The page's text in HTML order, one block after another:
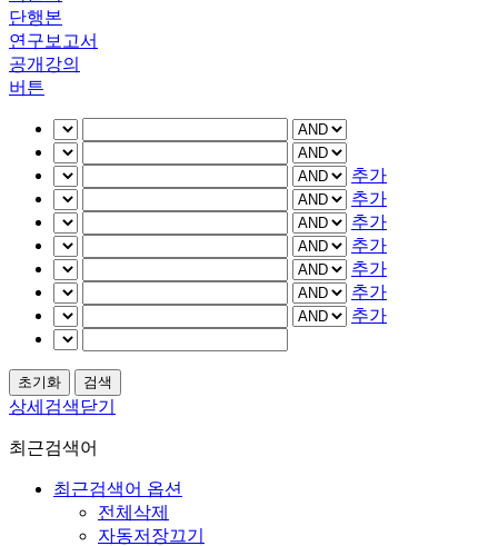
단행본
연구보고서
공개강의
버튼
추가
추가
추가
추가
추가
추가
추가
상세검색닫기
최근검색어
최근검색어 옵션
전체삭제
자동저장끄기